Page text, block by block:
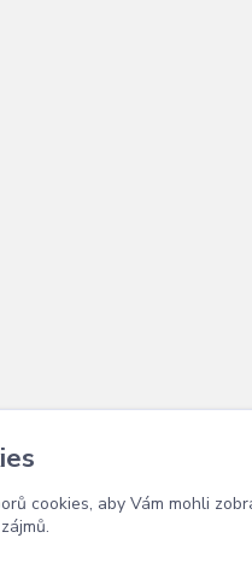
cookies, aby Vám mohli